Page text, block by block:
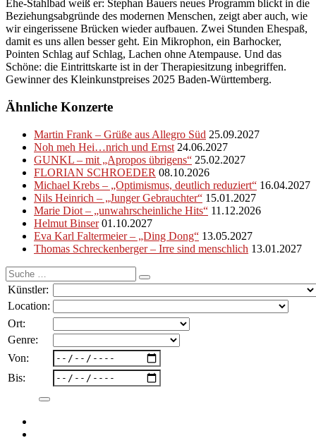
Ehe-Stahlbad weiß er: Stephan Bauers neues Programm blickt in die
Beziehungsabgründe des modernen Menschen, zeigt aber auch, wie
wir eingerissene Brücken wieder aufbauen. Zwei Stunden Ehespaß,
damit es uns allen besser geht. Ein Mikrophon, ein Barhocker,
Pointen Schlag auf Schlag, Lachen ohne Atempause. Und das
Schöne: die Eintrittskarte ist in der Therapiesitzung inbegriffen.
Gewinner des Kleinkunstpreises 2025 Baden-Württemberg.
Ähnliche Konzerte
Martin Frank – Grüße aus Allegro Süd 25.09.2027
Noh meh Hei…nrich und Ernst 24.06.2027
GUNKL – mit „Apropos übrigens“ 25.02.2027
FLORIAN SCHROEDER 08.10.2026
Michael Krebs – „Optimismus, deutlich reduziert“ 16.04.2027
Nils Heinrich – „Junger Gebrauchter“ 15.01.2027
Marie Diot – „unwahrscheinliche Hits“ 11.12.2026
Helmut Binser 01.10.2027
Eva Karl Faltermeier – „Ding Dong“ 13.05.2027
Thomas Schreckenberger – Irre sind menschlich 13.01.2027
Suche
nach:
Künstler:
Location:
Ort:
Genre:
Von:
Bis: